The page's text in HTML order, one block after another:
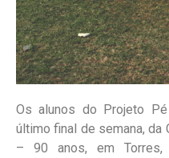
Os alunos do Projeto
último final de semana, da
– 90 anos, em Torres,